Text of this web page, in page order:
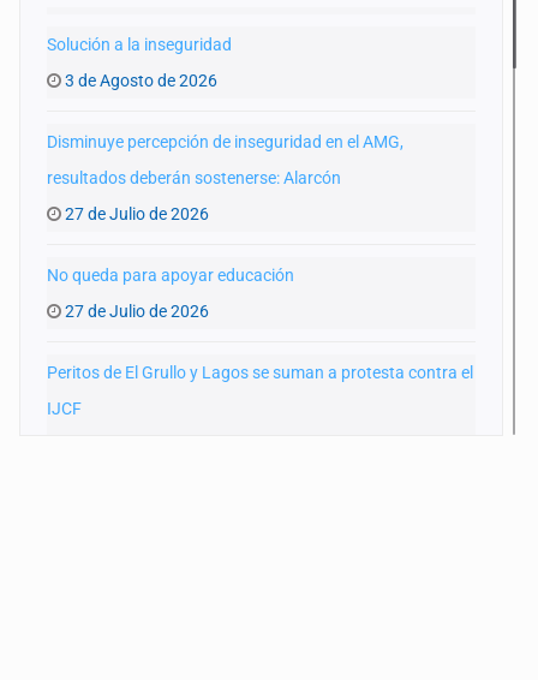
Solución a la inseguridad
3 de Agosto de 2026
Disminuye percepción de inseguridad en el AMG,
resultados deberán sostenerse: Alarcón
27 de Julio de 2026
No queda para apoyar educación
27 de Julio de 2026
Peritos de El Grullo y Lagos se suman a protesta contra el
IJCF